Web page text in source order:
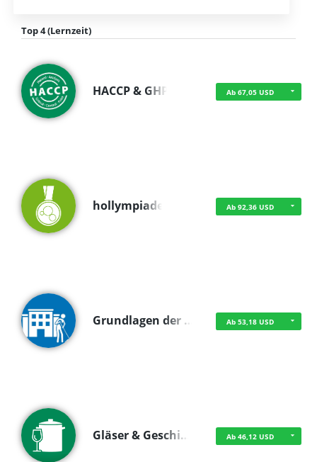
Top 4 (Lernzeit)
HACCP & GHP Ab 67,05 USD
hollympiade Ab 92,36 USD
Grundlagen der … Ab 53,18 USD
Gläser & Geschi… Ab 46,12 USD